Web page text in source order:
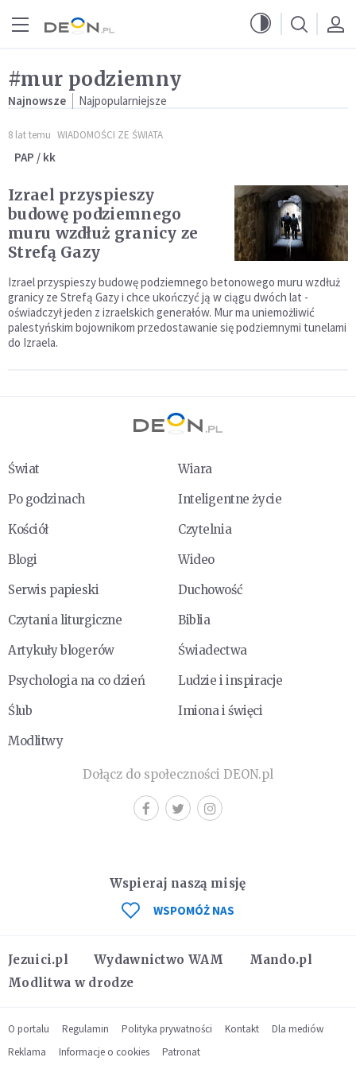
#mur podziemny
Najnowsze Najpopularniejsze
8 lat temu WIADOMOŚCI ZE ŚWIATA
PAP / kk
Izrael przyspieszy
budowę podziemnego
muru wzdłuż granicy ze
Strefą Gazy
Izrael przyspieszy budowę podziemnego betonowego muru wzdłuż
granicy ze Strefą Gazy i chce ukończyć ją w ciągu dwóch lat -
oświadczył jeden z izraelskich generałów. Mur ma uniemożliwić
palestyńskim bojownikom przedostawanie się podziemnymi tunelami
do Izraela.
Świat
Wiara
Po godzinach
Inteligentne życie
Kościół
Czytelnia
Blogi
Wideo
Serwis papieski
Duchowość
Czytania liturgiczne
Biblia
Artykuły blogerów
Świadectwa
Psychologia na co dzień
Ludzie i inspiracje
Ślub
Imiona i święci
Modlitwy
Dołącz do społeczności DEON.pl
Jezuici.pl Wydawnictwo WAM
Mando.pl
Modlitwa w drodze
Wspieraj naszą misję
WSPOMÓŻ NAS
O portalu Regulamin Polityka prywatności Kontakt
Dla mediów
Reklama
Informacje o cookies Patronat